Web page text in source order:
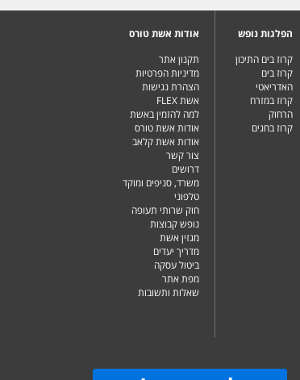
הפלגות נופש
קרוז בים התיכון
קרוז בים
האדריאטי
קרוז במזרח
הרחוק
קרוז בחגים
אודות אשת טורס
תקנון אתר
מדיניות הפרטיות
הצהרת נגישות
אשת FLEX
למה להזמין באשת
אודות אשת טורס
אודות אשת קלאב
צור קשר
דרושים
משרד, סניפים ומוקד
טלפוני
חוק שרותי תעופה
נופש קבוצות
מגזין אשת
מדריך יעדים
ביטול עסקה
מפת אתר
שאלות ותשובות